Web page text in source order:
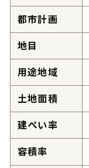
都市計画
地目
用途地域
土地面積
建ぺい率
容積率